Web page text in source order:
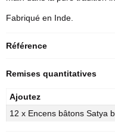
Fabriqué en Inde.
Référence
Remises quantitatives
Ajoutez
12 x Encens bâtons Satya